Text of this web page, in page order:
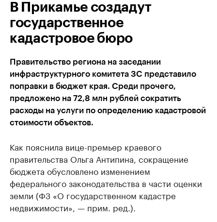
В Прикамье создадут
государственное
кадастровое бюро
Правительство региона на заседании
инфраструктурного комитета ЗС представило
поправки в бюджет края. Среди прочего,
предложено на 72,8 млн рублей сократить
расходы на услуги по определению кадастровой
стоимости объектов.
Как пояснила вице-премьер краевого
правительства Ольга Антипина, сокращение
бюджета обусловлено изменением
федерального законодательства в части оценки
земли (ФЗ «О государственном кадастре
недвижимости», — прим. ред.).